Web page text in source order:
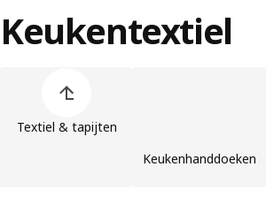
Keukentextiel
Textiel & tapijten
Keukenhanddoeken